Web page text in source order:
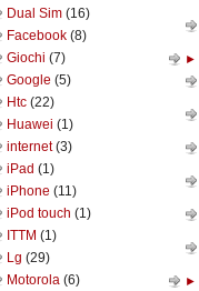
Dual Sim (16)
Facebook (8)
Giochi (7)
Google (5)
Htc (22)
Huawei (1)
internet(3)
iPad (1)
iPhone (11)
iPod touch (1)
ITTM (1)
Lg (29)
Motorola (6)
►
►